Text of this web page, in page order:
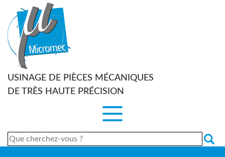
USINAGE DE PIÈCES MÉCANIQUES
DE TRÈS HAUTE PRÉCISION
Rechercher :
Panneau de gestion des cookies